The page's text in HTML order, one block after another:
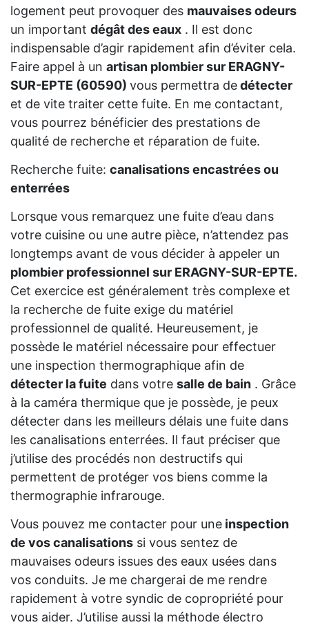
logement peut provoquer des mauvaises odeurs
un important dégât des eaux . Il est donc
indispensable d’agir rapidement afin d’éviter cela.
Faire appel à un artisan plombier sur ERAGNY-
SUR-EPTE (60590) vous permettra dedétecter
et de vite traiter cette fuite. En me contactant,
vous pourrez bénéficier des prestations de
qualité de recherche et réparation de fuite.
Recherche fuite: canalisations encastrées ou
enterrées
Lorsque vous remarquez une fuite d’eau dans
votre cuisine ou une autre pièce, n’attendez pas
longtemps avant de vous décider à appeler un
plombier professionnel sur ERAGNY-SUR-EPTE.
Cet exercice est généralement très complexe et
la recherche de fuite exige du matériel
professionnel de qualité. Heureusement, je
possède le matériel nécessaire pour effectuer
une inspection thermographique afin de
détecter la fuite dans votre salle de bain . Grâce
à la caméra thermique que je possède, je peux
détecter dans les meilleurs délais une fuite dans
les canalisations enterrées. Il faut préciser que
j’utilise des procédés non destructifs qui
permettent de protéger vos biens comme la
thermographie infrarouge.
Vous pouvez me contacter pour une inspection
de vos canalisations si vous sentez de
mauvaises odeurs issues des eaux usées dans
vos conduits. Je me chargerai de me rendre
rapidement à votre syndic de copropriété pour
vous aider. J’utilise aussi la méthode électro